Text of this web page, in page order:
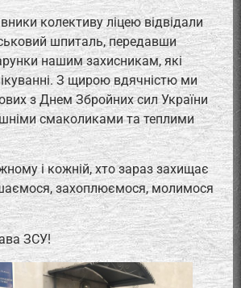
колективу ліцею відвідали
шпиталь, передавши
нашим захисникам, які
З щирою вдячністю ми
з Днем Збройних сил України
смаколиками та теплими
і кожній, хто зараз захищає
захоплюємося, молимося
ЗСУ!